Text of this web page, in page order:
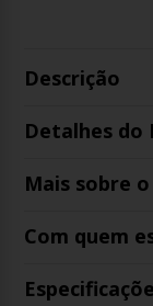
Descrição
Detalhes do
Mais sobre
Com quem